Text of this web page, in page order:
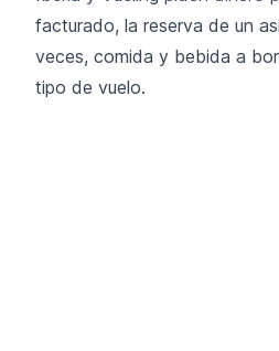
facturado, la reserva de un
veces, comida y bebida a
tipo de vuelo.